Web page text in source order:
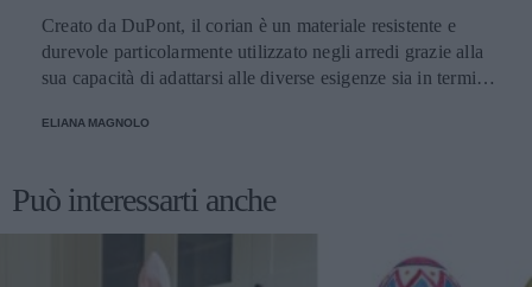
Creato da DuPont, il corian è un materiale resistente e
durevole particolarmente utilizzato negli arredi grazie alla
sua capacità di adattarsi alle diverse esigenze sia in termini
perché è adatto alla cucina di casa!
ELIANA MAGNOLO
Può interessarti anche